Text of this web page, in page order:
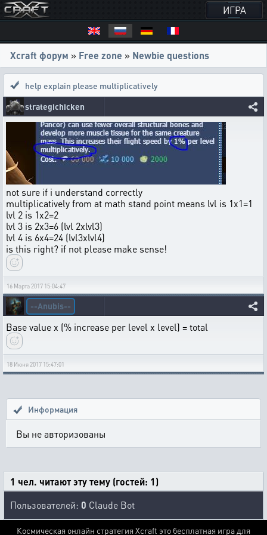
ИГРА
Xcraft форум » Free zone » Newbie questions
help explain please multiplicatively
strategichicken
not sure if i understand correctly
multiplicatively from at math stand point means lvl is 1x1=1
lvl 2 is 1x2=2
lvl 3 is 2x3=6 (lvl 2xlvl3)
lvl 4 is 6x4=24 (lvl3xlvl4)
is this right? if not please make sense!
16 Марта 2017 15:04:47
--Anubis--
Base value x (% increase per level x level) = total
18 Июня 2017 15:47:01
Информация
Вы не авторизованы
1 чел. читают эту тему (гостей: 1)
Пользователей: 0 Claude Bot
Космическая онлайн стратегия Xcraft это бесплатная игра для